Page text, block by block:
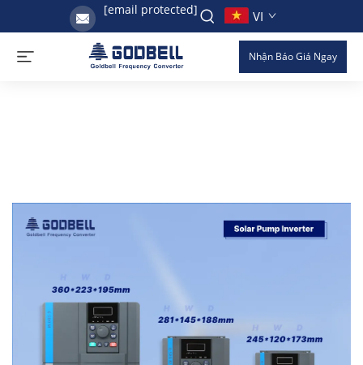
[email protected] VI
Nhận Báo Giá Ngay